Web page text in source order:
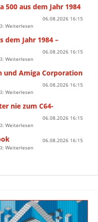
500 aus dem Jahr 1984
06.08.2026 16:15
Weiterlesen
dem Jahr 1984 –
06.08.2026 16:15
Weiterlesen
und Amiga Corporation
06.08.2026 16:15
Weiterlesen
nie zum C64-
06.08.2026 16:15
Weiterlesen
06.08.2026 16:15
Weiterlesen